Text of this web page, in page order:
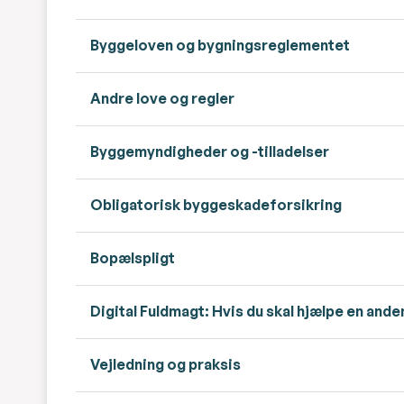
Byggeloven og bygningsreglementet
Andre love og regler
Byggemyndigheder og -tilladelser
Obligatorisk byggeskadeforsikring
Bopælspligt
Digital Fuldmagt: Hvis du skal hjælpe en
Vejledning og praksis